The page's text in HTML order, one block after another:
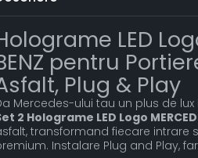
LED
pentru
Plug & Play
Mercedes-ului tau un plus de
2 Holograme LED Logo
transformand fiecare intrare
Instalare Plug and Play,